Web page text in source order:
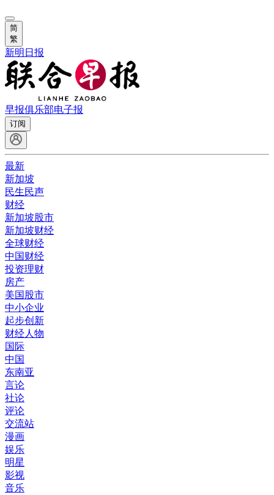
简
繁
新明日报
早报俱乐部电子报
订阅
最新
新加坡
民生民声
财经
新加坡股市
新加坡财经
全球财经
中国财经
投资理财
房产
美国股市
中小企业
起步创新
财经人物
国际
中国
东南亚
言论
社论
评论
交流站
漫画
娱乐
明星
影视
音乐